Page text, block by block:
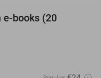
e-books (20